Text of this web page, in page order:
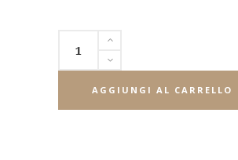
AGGIUNGI AL CARRELLO